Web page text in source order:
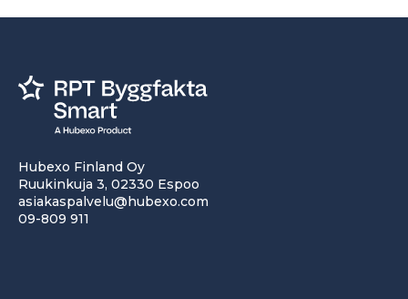
Hubexo Finland Oy
Ruukinkuja 3, 02330 Espoo
asiakaspalvelu@hubexo.com
09-809 911